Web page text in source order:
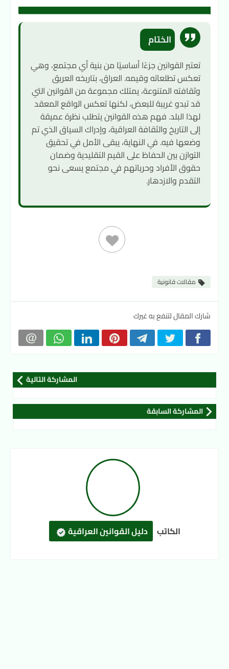
الختام
تعتبر القوانين جزءًا أساسيًا من بنية أي مجتمع، وهي
تعكس تطلعاته وقيمه. العراق، بتاريخه العريق
وثقافته المتنوعة، يمتلك مجموعة من القوانين التي
قد تبدو غريبة للبعض، لكنها تعكس الواقع المعقد
لهذا البلد. فهم هذه القوانين يتطلب نظرة عميقة
إلى التاريخ والثقافة العراقية، وإدراك السياق الذي تم
وضعها فيه. في النهاية، يبقى الأمل في تحقيق
التوازن بين الحفاظ على القيم التقليدية وضمان
حقوق الأفراد وحرياتهم في مجتمع يسعى نحو
التقدم والازدهار.
مقالات قانونية
شارك المقال لتنفع به غيرك
المشاركة التالية
المشاركة السابقة
الكاتب دليل القوانين العراقية